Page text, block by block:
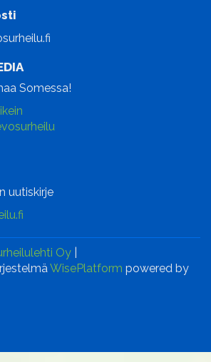
Somessa!
uutiskirje
Oy
WisePlatform powered by